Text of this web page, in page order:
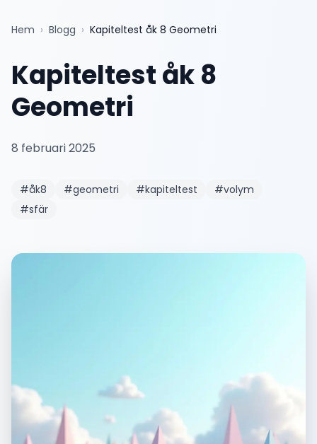
Hem › Blogg › Kapiteltest åk 8 Geometri
Kapiteltest åk 8
Geometri
8 februari 2025
#åk8 #geometri #kapiteltest #volym
#sfär